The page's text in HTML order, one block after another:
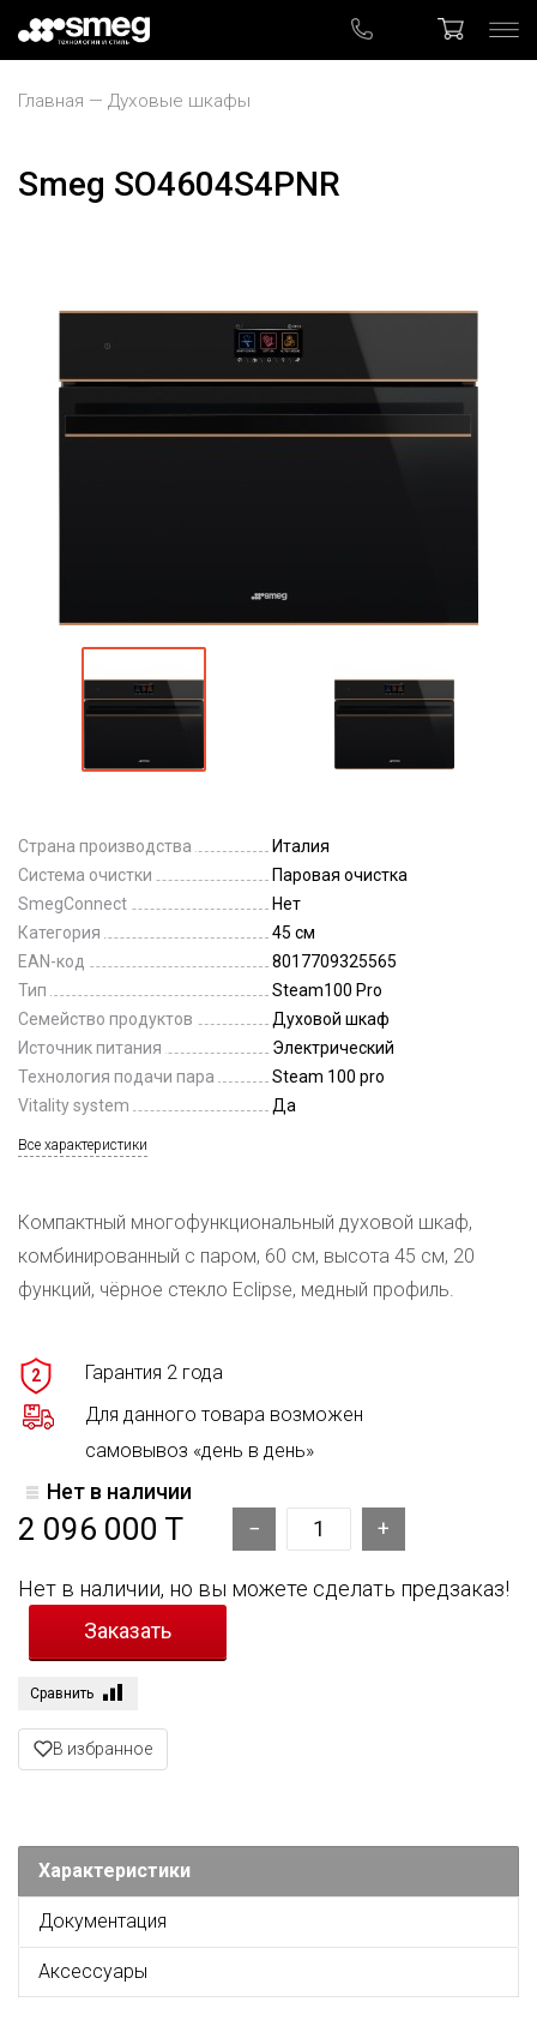
Главная Духовые шкафы
Smeg SO4604S4PNR
Страна производства
Италия
Система очистки
Паровая очистка
SmegConnect
Нет
Категория
45 см
EAN-код
8017709325565
Тип
Steam100 Pro
Семейство продуктов
Духовой шкаф
Источник питания
Электрический
Технология подачи пара
Steam 100 pro
Vitality system
Да
Все характеристики
Компактный многофункциональный духовой шкаф,
комбинированный с паром, 60 см, высота 45 см, 20
функций, чёрное стекло Eclipse, медный профиль.
2
Гарантия 2 года
Для данного товара возможен
самовывоз «день в день»
Нет в наличии
2 096 000 T
Нет в наличии, но вы можете сделать предзаказ!
Сравнить
В избранное
Характеристики
Документация
Аксессуары